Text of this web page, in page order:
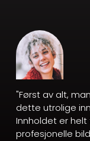
"Først av alt,
dette utrolige
Innholdet er helt
profesjonelle